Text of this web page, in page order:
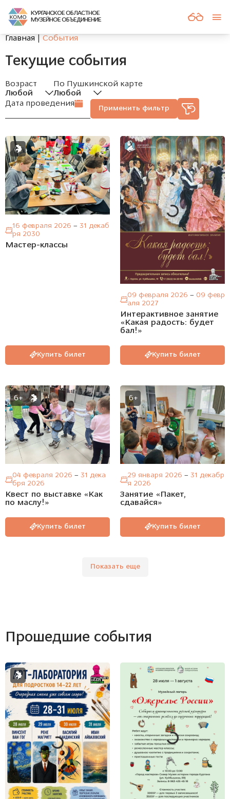
КУРГАНСКОЕ ОБЛАСТНОЕ
МУЗЕЙНОЕ ОБЪЕДИНЕНИЕ
Главная События
текущие события
Возраст
Любой
По Пушкинской карте
Любой
Дата проведения
Применить фильтр
16 февраля 2026 – 31 декаб
ря 2030
Мастер-классы
Купить билет
09 февраля 2026 – 09 февр
аля 2027
Интерактивное занятие
«Какая радость: будет
бал!»
Купить билет
6+
04 февраля 2026 – 31 дека
бря 2026
Квест по выставке «Как
по маслу!»
Купить билет
6+
29 января 2026 – 31 декабр
я 2026
Занятие «Пакет,
сдавайся»
Купить билет
Показать еще
прошедшие события